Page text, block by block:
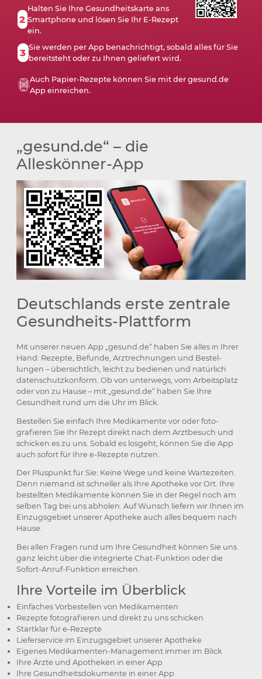
2
Halten Sie Ihre Gesundheitskarte ans
Smartphone und lösen Sie Ihr E-Rezept
ein.
3 Sie werden per App benachrichtigt, sobald alles für Sie
bereitsteht oder zu Ihnen geliefert wird.
Auch Papier-Rezepte können Sie mit dergesund.de
App einreichen.
„gesund.de“ – die
Alleskönner-App
Deutschlands erste zentrale
Gesundheits-Plattform
Mit unserer neuen App „gesund.de“ haben Sie alles in Ihrer
Hand: Rezepte, Befunde, Arzt­rechnungen und Bestel­
lungen – über­sicht­lich, leicht zu bedienen und natürlich
daten­schutz­konform. Ob von unter­wegs, vom Arbeits­platz
oder von zu Hause – mit „gesund.de“ haben Sie Ihre
Gesundheit rund um die Uhr im Blick.
Bestellen Sie einfach Ihre Medi­kamente vor oder foto­
grafieren Sie Ihr Rezept direkt nach dem Arzt­besuch und
schicken es zu uns. So­bald es losgeht, können Sie die App
auch sofort für Ihre e-‍Rezepte nutzen.
Der Pluspunkt für Sie: Keine Wege und keine Wartezeiten.
Denn niemand ist schneller als Ihre Apotheke vor Ort. Ihre
bestellten Medi­kamente können Sie in der Regel noch am
selben Tag bei uns abholen. Auf Wunsch liefern wir Ihnen im
Einzugs­gebiet unserer Apotheke auch alles bequem nach
Hause.
Bei allen Fragen rund um Ihre Gesundheit können Sie uns
ganz leicht über die integrierte Chat-Funktion oder die
Sofort-Anruf-Funktion erreichen.
Ihre Vorteile im Überblick
Einfaches Vorbestellen von Medi­ka­men­ten
Rezepte fotografieren und direkt zu uns schicken
Startklar für e-Rezepte
Lieferservice im Einzugs­gebiet unserer Apotheke
Eigenes Medikamenten-Management immer im Blick
Ihre Ärzte und Apotheken in einer App
Ihre Gesundheits­dokumente in einer App